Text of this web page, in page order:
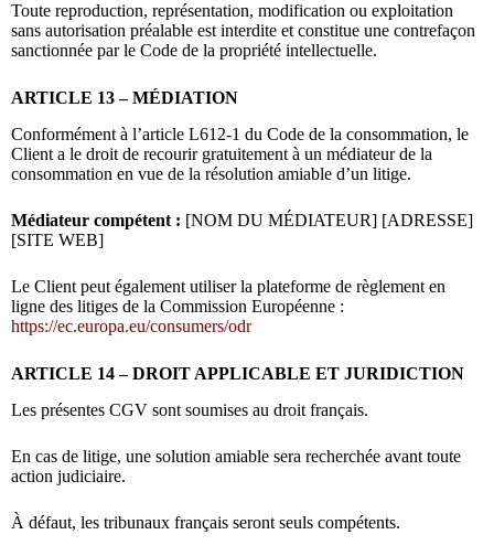
Toute reproduction, représentation, modification ou exploitation
sans autorisation préalable est interdite et constitue une contrefaçon
sanctionnée par le Code de la propriété intellectuelle.
ARTICLE 13 – MÉDIATION
Conformément à l’article L612-1 du Code de la consommation, le
Client a le droit de recourir gratuitement à un médiateur de la
consommation en vue de la résolution amiable d’un litige.
Médiateur compétent : [NOM DU MÉDIATEUR] [ADRESSE]
[SITE WEB]
Le Client peut également utiliser la plateforme de règlement en
ligne des litiges de la Commission Européenne :
https://ec.europa.eu/consumers/odr
ARTICLE 14 – DROIT APPLICABLE ET JURIDICTION
Les présentes CGV sont soumises au droit français.
En cas de litige, une solution amiable sera recherchée avant toute
action judiciaire.
À défaut, les tribunaux français seront seuls compétents.